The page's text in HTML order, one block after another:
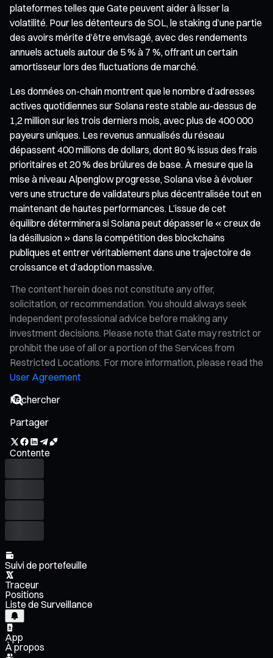
plateformes telles que Gate peuvent aider à lisser la
volatilité. Pour les détenteurs de SOL, le staking d’une partie
des avoirs mérite d’être envisagé, avec des rendements
annuels actuels autour de 5 % à 7 %, offrant un certain
amortisseur lors des fluctuations de marché.
Les données on-chain montrent que le nombre d’adresses
actives quotidiennes sur Solana reste stable au-dessus de
1,2 million sur les trois derniers mois, avec plus de 400 000
payeurs uniques. Les revenus annualisés du réseau
dépassent 400 millions de dollars, dont 80 % issus des frais
prioritaires et 20 % des brûlures de base. À mesure que la
mise à niveau Alpenglow progresse, Solana vise à évoluer
vers une structure de validateurs plus décentralisée tout en
maintenant de hautes performances. L’issue de cet
équilibre déterminera si Solana peut dépasser le « creux de
la désillusion » dans la compétition des blockchains
publiques et entrer véritablement dans une trajectoire de
croissance et d’adoption massive.
The content herein does not constitute any offer,
solicitation, or recommendation. You should always seek
independent professional advice before making any
investment decisions. Please note that Gate may restrict or
prohibit the use of all or a portion of the Services from
Restricted Locations. For more information, please read the
User Agreement
Partager
Contente
Suivi de portefeuille
Traceur
Positions
Liste de Surveillance
App
À propos